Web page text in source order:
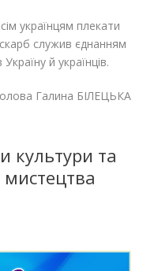
українцям плекати
служив єднанням
й українців.
Галина БІЛЕЦЬКА
культури та